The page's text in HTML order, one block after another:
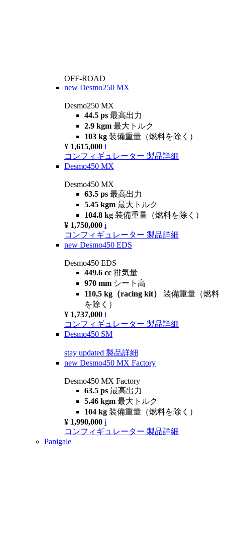
OFF-ROAD
new Desmo250 MX
Desmo250 MX
44.5 ps 最高出力
2.9 kgm 最大トルク
103 kg 装備重量（燃料を除く）
¥ 1,615,000 i
コンフィギュレーター 製品詳細
Desmo450 MX
Desmo450 MX
63.5 ps 最高出力
5.45 kgm 最大トルク
104.8 kg 装備重量（燃料を除く）
¥ 1,750,000 i
コンフィギュレーター 製品詳細
new Desmo450 EDS
Desmo450 EDS
449.6 cc 排気量
970 mm シート高
110,5 kg（racing kit） 装備重量（燃料
を除く）
¥ 1,737,000 i
コンフィギュレーター 製品詳細
Desmo450 SM
stay updated 製品詳細
new Desmo450 MX Factory
Desmo450 MX Factory
63.5 ps 最高出力
5.46 kgm 最大トルク
104 kg 装備重量（燃料を除く）
¥ 1,990,000 i
コンフィギュレーター 製品詳細
Panigale